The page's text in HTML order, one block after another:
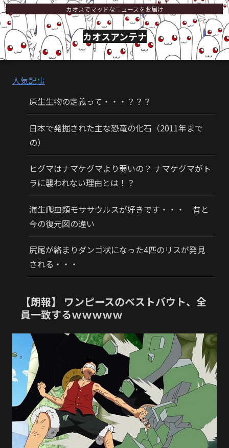
カオスでマッドなニュースをお届け
カオスアンテナ
人気記事
原生生物の定義って・・・？？？
日本で発掘された主な恐竜の化石（2011年まで
の）
ヒグマはナマケグマより弱いの？ ナマケグマがト
ラに襲われない理由とは！？
海生爬虫類モササウルスが好きです・・・ 昔と
今の復元図の違い
尻尾が絡まりダンゴ状になった4匹のリスが発見
される・・・
【朗報】 ワンピースのベストバウト、全
員一致するｗｗｗｗｗ